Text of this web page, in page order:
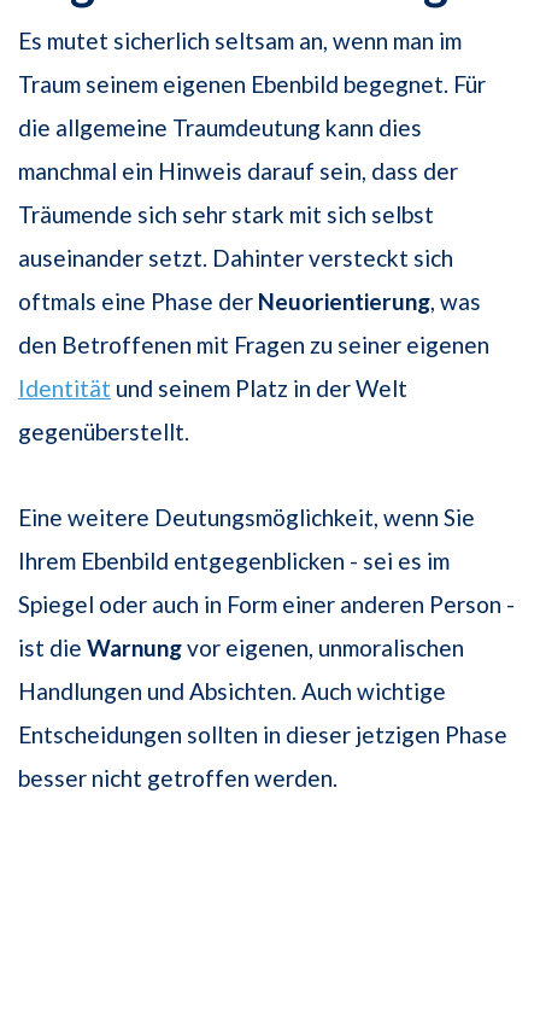
Es mutet sicherlich seltsam an, wenn man im
Traum seinem eigenen Ebenbild be­gegnet. Für
die allgemeine Traumdeutung kann dies
manchmal ein Hinweis darauf sein, dass der
Träumende sich sehr stark mit sich selbst
auseinander setzt. Dahinter versteckt sich
oftmals eine Phase der Neuorientierung, was
den Betroffenen mit Fragen zu seiner eigenen
Identität und seinem Platz in der Welt
gegenüberstellt.
Eine weitere Deutungsmöglichkeit, wenn Sie
Ihrem Ebenbild entgegenblicken - sei es im
Spiegel oder auch in Form einer anderen Person -
ist die Warnungvor eigenen, unmoralischen
Handlungen und Absichten. Auch wichtige
Entscheidungen sollten in dieser jetzigen Phase
besser nicht getroffen werden.